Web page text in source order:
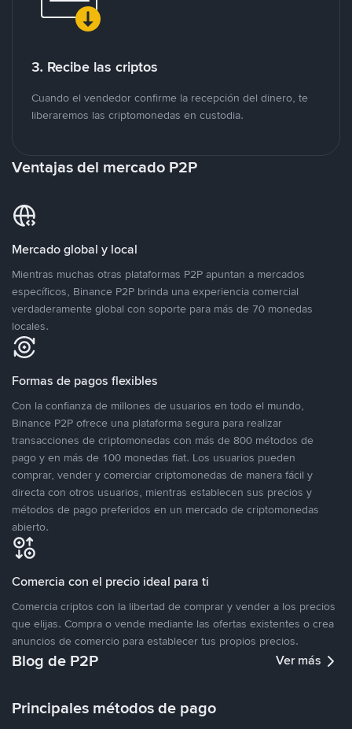
3. Recibe las criptos
Cuando el vendedor confirme la recepción del dinero, te
liberaremos las criptomonedas en custodia.
Ventajas del mercado P2P
Mercado global y local
Mientras muchas otras plataformas P2P apuntan a mercados
específicos, Binance P2P brinda una experiencia comercial
verdaderamente global con soporte para más de 70 monedas
locales.
Formas de pagos flexibles
Con la confianza de millones de usuarios en todo el mundo,
Binance P2P ofrece una plataforma segura para realizar
transacciones de criptomonedas con más de 800 métodos de
pago y en más de 100 monedas fiat. Los usuarios pueden
comprar, vender y comerciar criptomonedas de manera fácil y
directa con otros usuarios, mientras establecen sus precios y
métodos de pago preferidos en un mercado de criptomonedas
abierto.
Comercia con el precio ideal para ti
Comercia criptos con la libertad de comprar y vender a los precios
que elijas. Compra o vende mediante las ofertas existentes o crea
anuncios de comercio para establecer tus propios precios.
Blog de P2P Ver más
Principales métodos de pago